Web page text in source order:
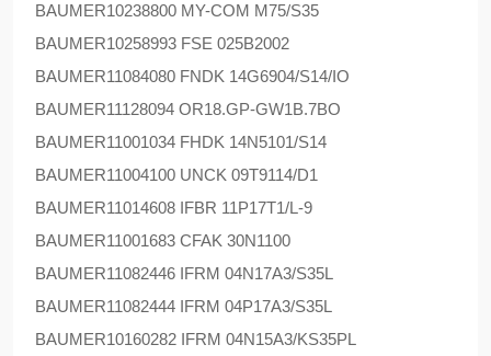
BAUMER10238800 MY-COM M75/S35
BAUMER10258993 FSE 025B2002
BAUMER11084080 FNDK 14G6904/S14/IO
BAUMER11128094 OR18.GP-GW1B.7BO
BAUMER11001034 FHDK 14N5101/S14
BAUMER11004100 UNCK 09T9114/D1
BAUMER11014608 IFBR 11P17T1/L-9
BAUMER11001683 CFAK 30N1100
BAUMER11082446 IFRM 04N17A3/S35L
BAUMER11082444 IFRM 04P17A3/S35L
BAUMER10160282 IFRM 04N15A3/KS35PL